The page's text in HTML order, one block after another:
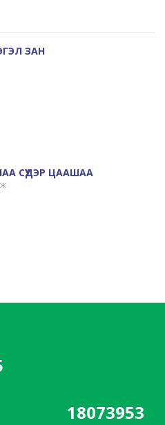
ЗАН
СҮҮДЭР ЦААШАА
18073953